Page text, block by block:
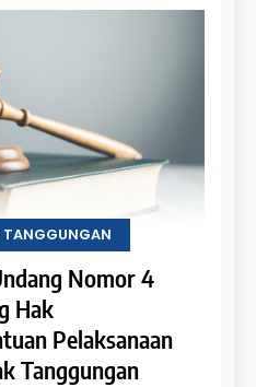
Nomor 4
Hak
Pelaksanaan
Tanggungan